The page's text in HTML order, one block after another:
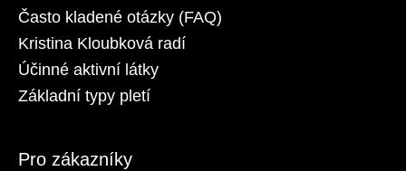
Často kladené otázky (FAQ)
Kristina Kloubková radí
Účinné aktivní látky
Základní typy pletí
Pro zákazníky